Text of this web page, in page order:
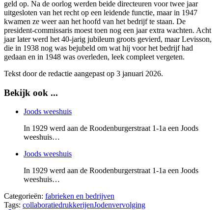
geld op. Na de oorlog werden beide directeuren voor twee jaar
uitgesloten van het recht op een leidende functie, maar in 1947
kwamen ze weer aan het hoofd van het bedrijf te staan. De
president-commissaris moest toen nog een jaar extra wachten. Acht
jaar later werd het 40-jarig jubileum groots gevierd, maar Levisson,
die in 1938 nog was bejubeld om wat hij voor het bedrijf had
gedaan en in 1948 was overleden, leek compleet vergeten.
Tekst door de redactie aangepast op 3 januari 2026.
Bekijk ook ...
Joods weeshuis
In 1929 werd aan de Roodenburgerstraat 1-1a een Joods
weeshuis…
Joods weeshuis
In 1929 werd aan de Roodenburgerstraat 1-1a een Joods
weeshuis…
Categorieën: fabrieken en bedrijven
Tags: collaboratiedrukkerijenJodenvervolging